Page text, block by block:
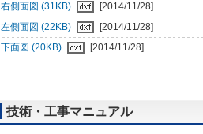
右側面図 (31KB)
[2014/11/28]
左側面図 (22KB)
[2014/11/28]
下面図 (20KB)
[2014/11/28]
技術・工事マニュアル